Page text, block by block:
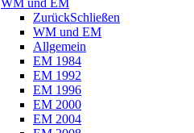
WM und EM
ZurückSchließen
WM und EM
Allgemein
EM 1984
EM 1992
EM 1996
EM 2000
EM 2004